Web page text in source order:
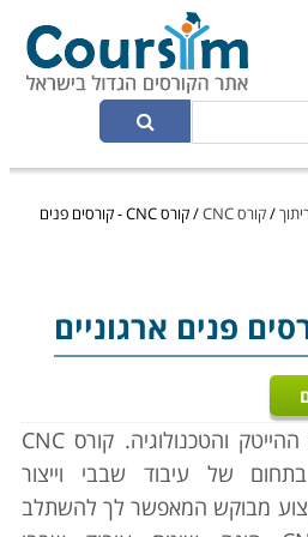
/קורס CNC /
קורס CNC - קורסים פנים
פנים ארגוניים
בואו להשתלב בתעשיית ההייטק והטכנולוגיה. קורס CNC
של עיבוד שבבי וייצור
מבוקש המאפשר לך להשתלב